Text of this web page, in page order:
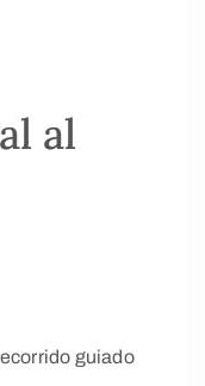
al
guiado